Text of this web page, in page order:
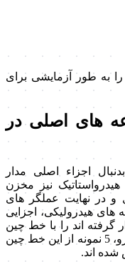
را به طور آزمایشی برای
های اصلی در
اجزاء اصلی مدار
نیز مخزن
و در نهایت عملگر های
های هیدرولیکی، اجزایی
گرفته اند را با خط چین
ناپیوسته مشخص می کنند. در مدار پیش رو، 5 نمونه از این خط چین
شده اند.